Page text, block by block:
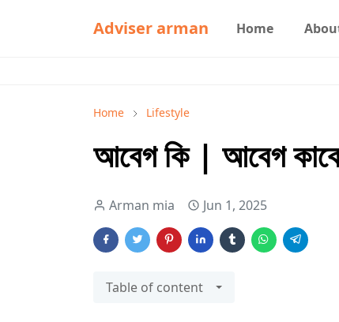
Adviser arman Home
Home Lifestyle
আবেগ কি | আবেগ
Arman mia Jun 1, 2025
Table of content